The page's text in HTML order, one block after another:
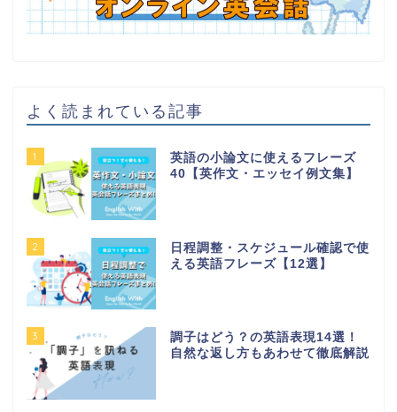
よく読まれている記事
1
英語の小論文に使えるフレーズ
40【英作文・エッセイ例文集】
2
日程調整・スケジュール確認で使
える英語フレーズ【12選】
3
調子はどう？の英語表現14選！
自然な返し方もあわせて徹底解説